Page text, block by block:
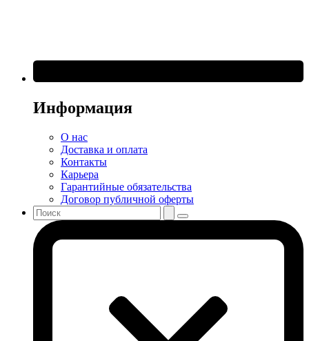
Информация
О нас
Доставка и оплата
Контакты
Карьера
Гарантийные обязательства
Договор публичной оферты